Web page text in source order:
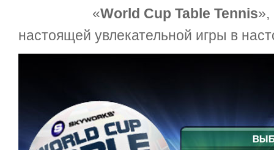
«World Cup Table Tennis»,
настоящей увлекательной игры в